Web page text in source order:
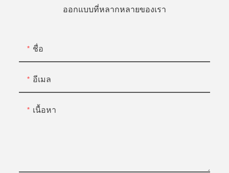
ออกแบบที่หลากหลายของเรา
ชื่อ
อีเมล
เนื้อหา